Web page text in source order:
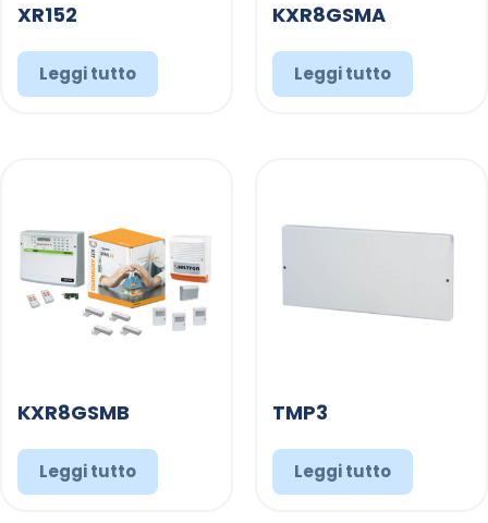
XR152
Leggi tutto
KXR8GSMA
Leggi tutto
KXR8GSMB
Leggi tutto
TMP3
Leggi tutto